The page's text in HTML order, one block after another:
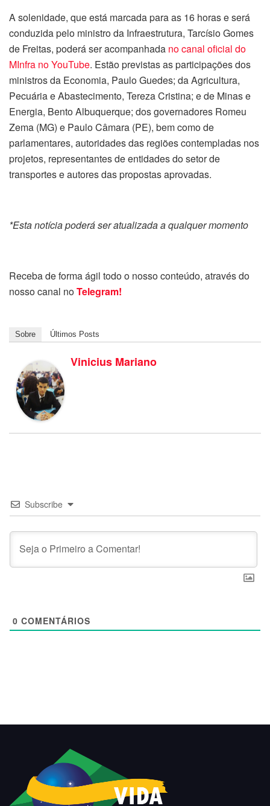
A solenidade, que está marcada para as 16 horas e será
conduzida pelo ministro da Infraestrutura, Tarcísio Gomes
de Freitas, poderá ser acompanhada no canal oficial do
MInfra no YouTube. Estão previstas as participações dos
ministros da Economia, Paulo Guedes; da Agricultura,
Pecuária e Abastecimento, Tereza Cristina; e de Minas e
Energia, Bento Albuquerque; dos governadores Romeu
Zema (MG) e Paulo Câmara (PE), bem como de
parlamentares, autoridades das regiões contempladas nos
projetos, representantes de entidades do setor de
transportes e autores das propostas aprovadas.
*Esta notícia poderá ser atualizada a qualquer momento
Receba de forma ágil todo o nosso conteúdo, através do
nosso canal noTelegram!
Sobre Últimos Posts
Vinicius Mariano
Subscribe
0 COMENTÁRIOS